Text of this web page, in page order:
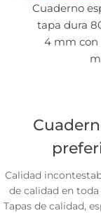
Cuaderno
tapa dura
4 mm con
Calidad
de calidad en
Tapas de calidad,